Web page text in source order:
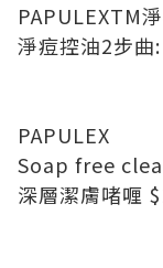
PAPULEXTM
淨痘控油2步曲:
PAPULEX
Soap free
深層潔膚啫喱